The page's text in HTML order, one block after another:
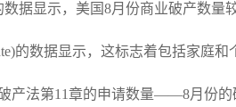
据显示，美国8月份商业破产数量
的数据显示，这标志着包括家庭
法第11章的申请数量——8月份的